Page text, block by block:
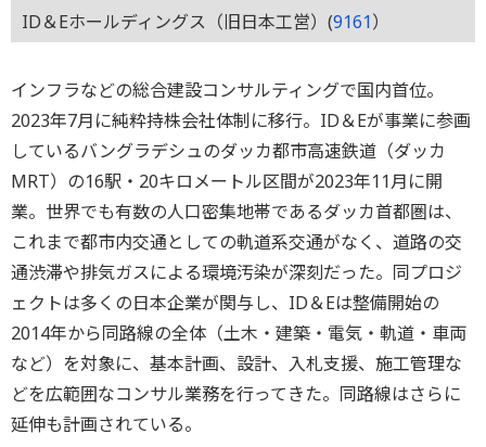
ID＆Eホールディングス（旧日本工営）(9161）
インフラなどの総合建設コンサルティングで国内首位。
2023年7月に純粋持株会社体制に移行。ID＆Eが事業に参画
しているバングラデシュのダッカ都市高速鉄道（ダッカ
MRT）の16駅・20キロメートル区間が2023年11月に開
業。世界でも有数の人口密集地帯であるダッカ首都圏は、
これまで都市内交通としての軌道系交通がなく、道路の交
通渋滞や排気ガスによる環境汚染が深刻だった。同プロジ
ェクトは多くの日本企業が関与し、ID＆Eは整備開始の
2014年から同路線の全体（土木・建築・電気・軌道・車両
など）を対象に、基本計画、設計、入札支援、施工管理な
どを広範囲なコンサル業務を行ってきた。同路線はさらに
延伸も計画されている。